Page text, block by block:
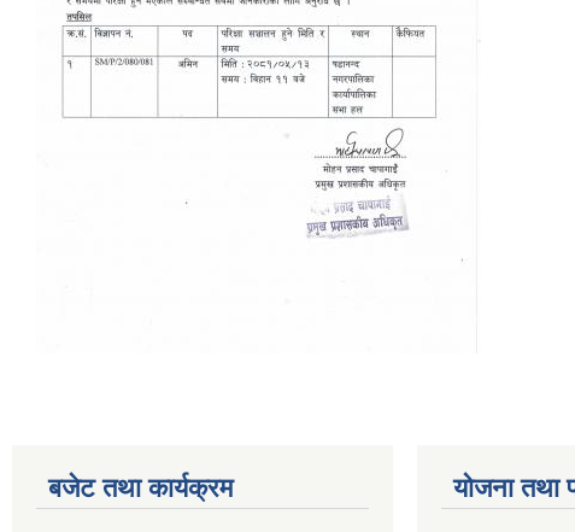
बजेट तथा कार्यक्रम योजना तथा